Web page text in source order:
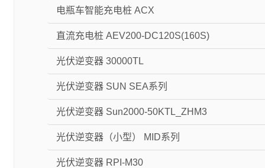
电瓶车智能充电桩 ACX
直流充电桩 AEV200-DC120S(160S)
光伏逆变器 30000TL
光伏逆变器 SUN SEA系列
光伏逆变器 Sun2000-50KTL_ZHM3
光伏逆变器（小型） MID系列
光伏逆变器 RPI-M30